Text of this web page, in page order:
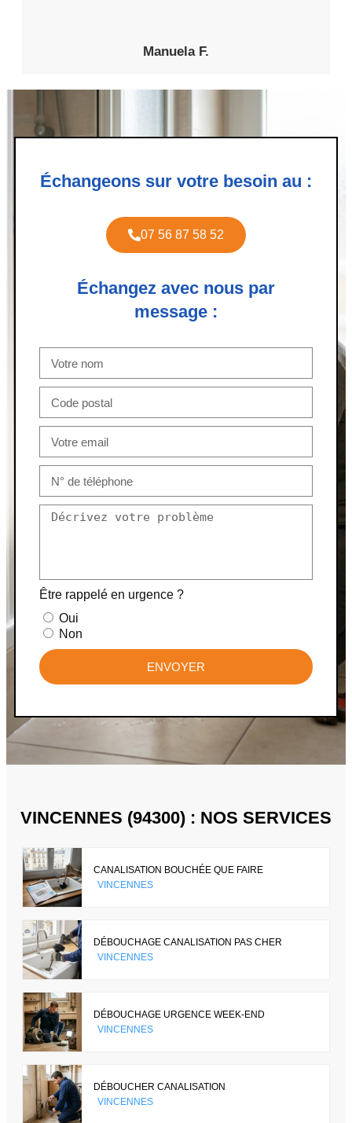
Manuela F.
Échangeons sur votre besoin au :
07 56 87 58 52
Échangez avec nous par
message :
Être rappelé en urgence ?
Oui
Non
ENVOYER
VINCENNES (94300) : NOS SERVICES
CANALISATION BOUCHÉE QUE FAIRE
VINCENNES
DÉBOUCHAGE CANALISATION PAS CHER
VINCENNES
DÉBOUCHAGE URGENCE WEEK-END
VINCENNES
DÉBOUCHER CANALISATION
VINCENNES